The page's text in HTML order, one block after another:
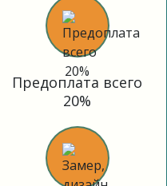
Предоплата всего
20%